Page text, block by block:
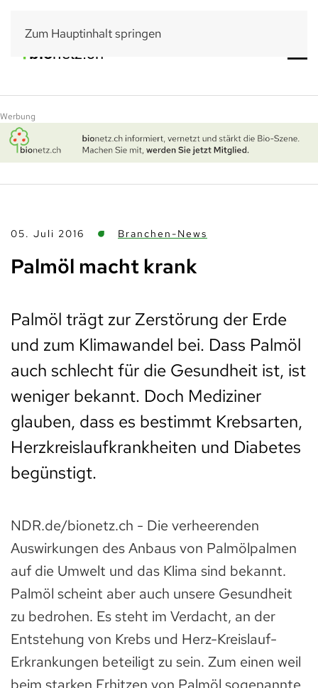
Zum Hauptinhalt springen
Werbung
05. Juli 2016 Branchen-News
Palmöl macht krank
Palmöl trägt zur Zerstörung der Erde
und zum Klimawandel bei. Dass Palmöl
auch schlecht für die Gesundheit ist, ist
weniger bekannt. Doch Mediziner
glauben, dass es bestimmt Krebsarten,
Herzkreislaufkrankheiten und Diabetes
begünstigt.
NDR.de/bionetz.ch - Die verheerenden
Auswirkungen des Anbaus von Palmölpalmen
auf die Umwelt und das Klima sind bekannt.
Palmöl scheint aber auch unsere Gesundheit
zu bedrohen. Es steht im Verdacht, an der
Entstehung von Krebs und Herz-Kreislauf-
Erkrankungen beteiligt zu sein. Zum einen weil
beim starken Erhitzen von Palmöl sogenannte